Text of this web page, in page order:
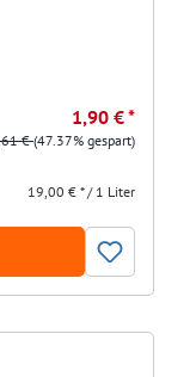
1,90 € *
€(47.37% gespart)
19,00 € * / 1 Liter